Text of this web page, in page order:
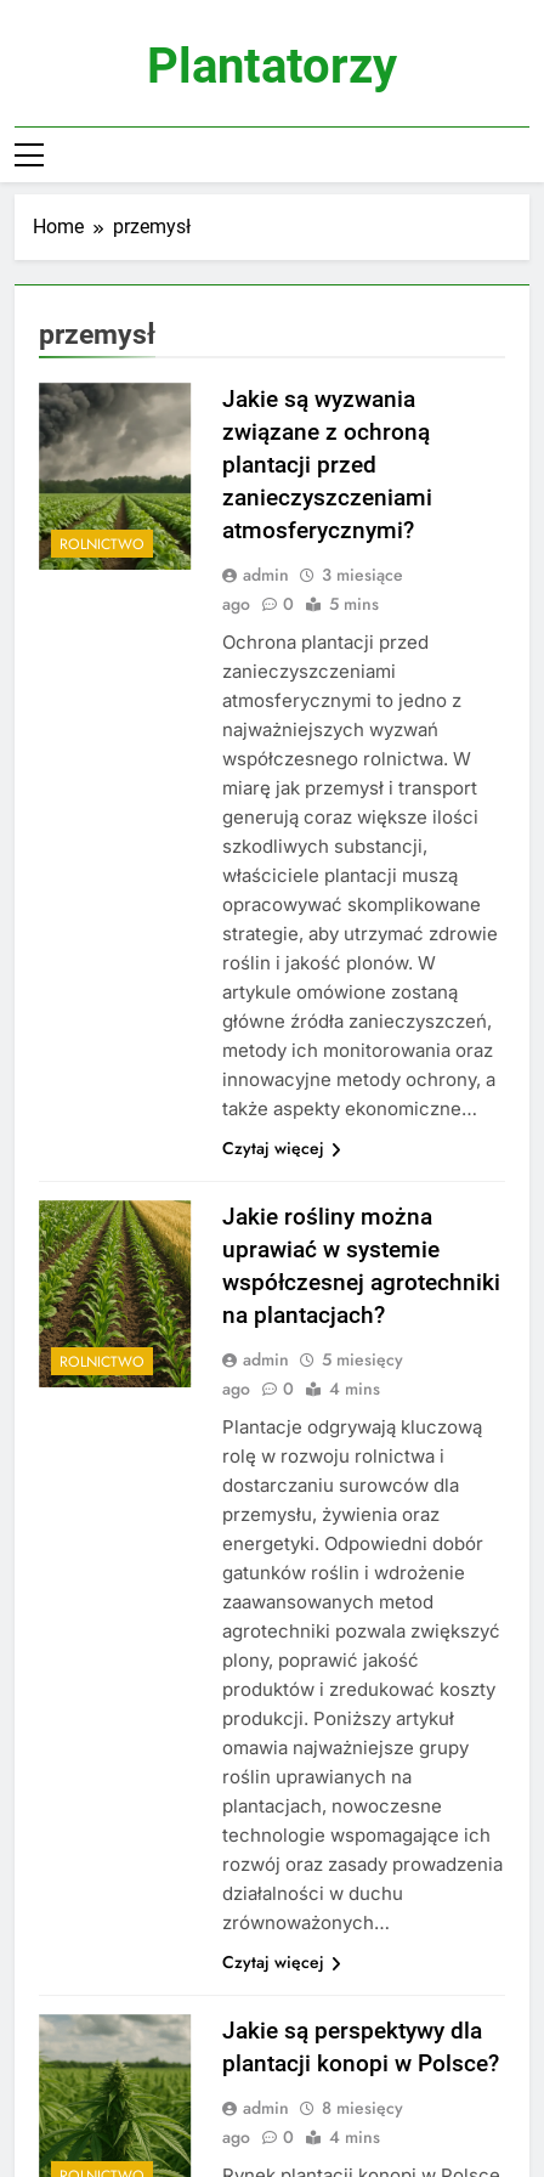
Plantatorzy
Home przemysł
przemysł
ROLNICTWO
Jakie są wyzwania
związane z ochroną
plantacji przed
zanieczyszczeniami
atmosferycznymi?
admin
3 miesiące
ago
0 5 mins
Ochrona plantacji przed
zanieczyszczeniami
atmosferycznymi to jedno z
najważniejszych wyzwań
współczesnego rolnictwa. W
miarę jak przemysł i transport
generują coraz większe ilości
szkodliwych substancji,
właściciele plantacji muszą
opracowywać skomplikowane
strategie, aby utrzymać zdrowie
roślin i jakość plonów. W
artykule omówione zostaną
główne źródła zanieczyszczeń,
metody ich monitorowania oraz
innowacyjne metody ochrony, a
także aspekty ekonomiczne…
Czytaj więcej
ROLNICTWO
Jakie rośliny można
uprawiać w systemie
współczesnej agrotechniki
na plantacjach?
admin
5 miesięcy
ago
0 4 mins
Plantacje odgrywają kluczową
rolę w rozwoju rolnictwa i
dostarczaniu surowców dla
przemysłu, żywienia oraz
energetyki. Odpowiedni dobór
gatunków roślin i wdrożenie
zaawansowanych metod
agrotechniki pozwala zwiększyć
plony, poprawić jakość
produktów i zredukować koszty
produkcji. Poniższy artykuł
omawia najważniejsze grupy
roślin uprawianych na
plantacjach, nowoczesne
technologie wspomagające ich
rozwój oraz zasady prowadzenia
działalności w duchu
zrównoważonych…
Czytaj więcej
Jakie są perspektywy dla
plantacji konopi w Polsce?
admin
8 miesięcy
ago
0 4 mins